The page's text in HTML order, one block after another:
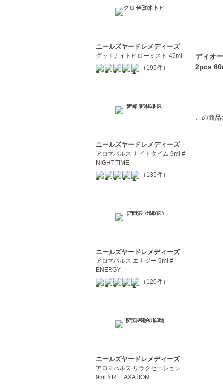
【JAN/
ディオ
2pcs
この商
ニールズヤードレメディーズ
グッドナイトピローミスト 45ml
（195件）
ニールズヤードレメディーズ
アロマパルス ナイトタイム 9ml #
NIGHT TIME
（135件）
ニールズヤードレメディーズ
アロマパルス エナジー 9ml #
ENERGY
（120件）
ニールズヤードレメディーズ
アロマパルス リラクセーション
9ml # RELAXATION